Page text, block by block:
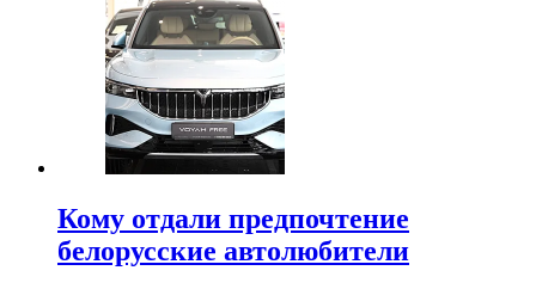
Кому отдали предпочтение
белорусские автолюбители